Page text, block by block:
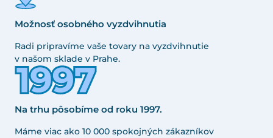
Možnosť osobného vyzdvihnutia
Radi pripravíme vaše tovary na vyzdvihnutie
v našom sklade v Prahe.
Na trhu pôsobíme od roku 1997.
Máme viac ako 10 000 spokojných zákazníkov